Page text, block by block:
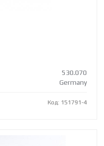
530.070
Germany
Код: 151791-4